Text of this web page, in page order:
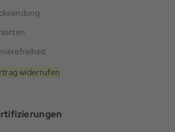
widerrufen